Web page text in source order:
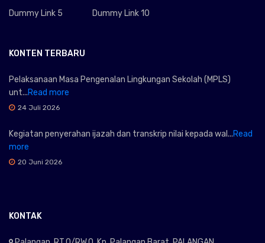
Dummy Link 5 Dummy Link 10
KONTEN TERBARU
Pelaksanaan Masa Pengenalan Lingkungan Sekolah (MPLS)
unt...Read more
24 Juli 2026
Kegiatan penyerahan ijazah dan transkrip nilai kepada wal...Read
more
20 Juni 2026
KONTAK